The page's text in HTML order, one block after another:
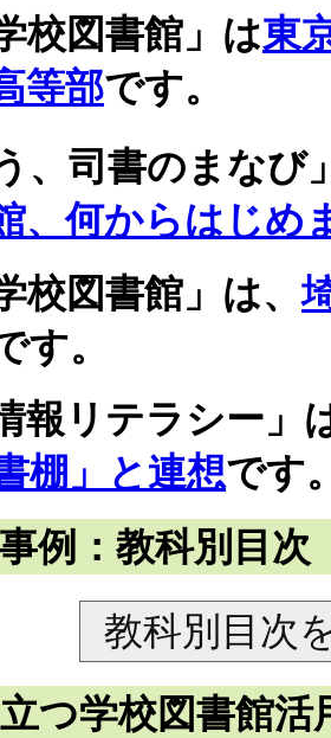
校図書館」は東
等部です。
、司書のまなび
、何からはじめ
校図書館」は、
す。
報リテラシー」
棚」と連想です
例：教科別目次
教科別目次
つ学校図書館